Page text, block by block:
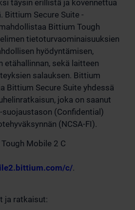
täysin erillistä ja kovennettua
Bittium Secure Suite -
Bittium Tough
tietoturvaominaisuuksien
hyödyntämisen,
etähallinnan, sekä laitteen
salauksen. Bittium
Bittium Secure Suite yhdessä
joka on saanut
(Confidential)
(NCSA-FI).
Mobile 2 C
c/.
ja ratkaisut: